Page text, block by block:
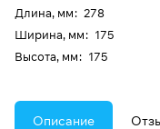
Длина, мм: 278
Ширина, мм: 175
Высота, мм: 175
Описание